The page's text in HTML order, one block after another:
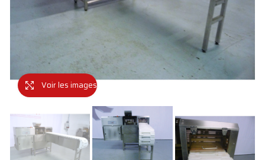
Voir les images